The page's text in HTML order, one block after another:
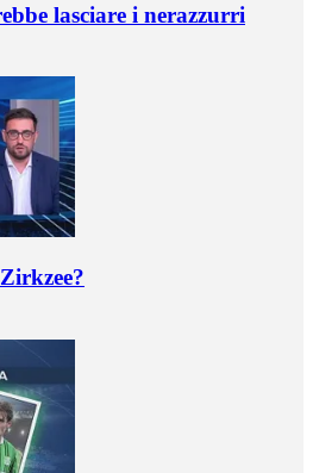
lasciare i nerazzurri